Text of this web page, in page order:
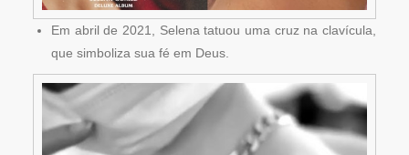
Em abril de 2021, Selena tatuou uma cruz na clavícula,
que simboliza sua fé em Deus.